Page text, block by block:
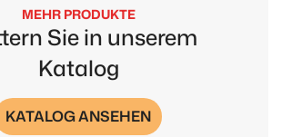
MEHR PRODUKTE
Sie in unserem
Katalog
KATALOG ANSEHEN